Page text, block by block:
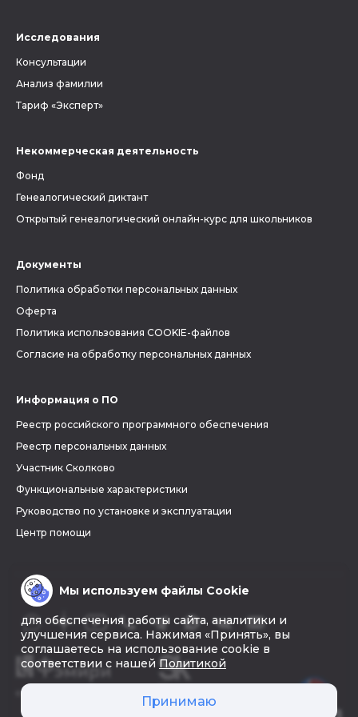
Исследования
Консультации
Анализ фамилии
Тариф «Эксперт»
Некоммерческая деятельность
Фонд
Генеалогический диктант
Открытый генеалогический онлайн-курс для школьников
Документы
Политика обработки персональных данных
Оферта
Политика использования COOKIE-файлов
Согласие на обработку персональных данных
Информация о ПО
Реестр российского программного обеспечения
Реестр персональных данных
Участник Сколково
Функциональные характеристики
Руководство по установке и эксплуатации
Центр помощи
© 2026 «Фэмири»
Мы используем файлы Cookie
для обеспечения работы сайта, аналитики и
улучшения сервиса. Нажимая «Принять», вы
соглашаетесь на использование cookie в
соответствии с нашей Политикой
Принимаю